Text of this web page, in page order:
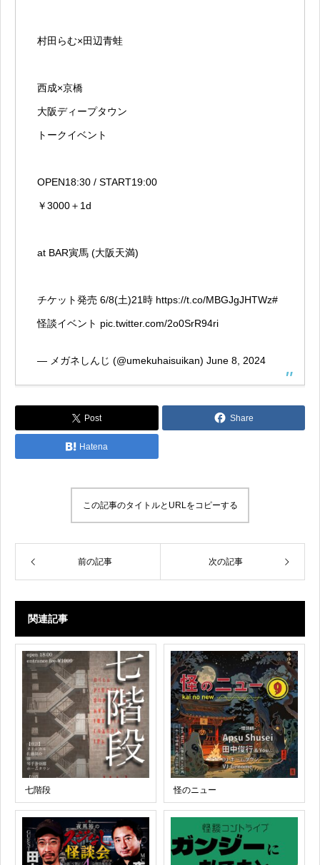
村田らむ×田辺青蛙
西成×京橋
大阪ディープタウン
トークイベント
OPEN18:30 / START19:00
￥3000＋1d
at BAR寅馬 (大阪天満)
チケット発売 6/8(土)21時 https://t.co/MBGJgJHTWz#
怪談イベント pic.twitter.com/2o0SrR94ri
— メガネしんじ (@umekuhaisuikan) June 8, 2024
Post Share
Hatena
この記事のタイトルとURLをコピーする
前の記事 次の記事
関連記事
七階段 怪のニュー